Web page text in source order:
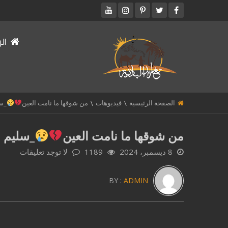
الصفحة الرئيسية فيديوهات من شوقها ما نامت العين
من شوقها ما نامت العين
8 ديسمبر، 2024 1189 لا توجد تعليقات
BY : ADMIN